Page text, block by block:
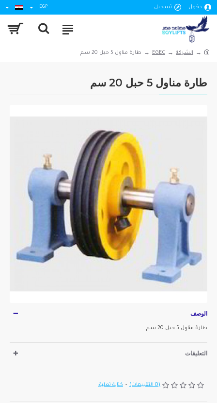
دخول تسجيل EGP
الشركة EGEC طارة مناول 5 حبل 20 سم
طارة مناول 5 حبل 20 سم
الوصف
طارة مناول 5 حبل 20 سم
التعليقات
(0 التقييمات) - كتابة تعليق